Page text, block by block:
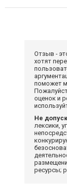
Отзыв -
хотят
поможет
оценок и
Не
лексики,
ресурсы;